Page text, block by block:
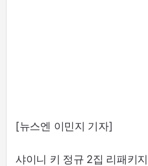
[뉴스엔 이민지 기자]
샤이니 키 정규 2집 리패키